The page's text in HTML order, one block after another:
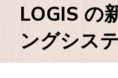
LOGIS の
ングシス